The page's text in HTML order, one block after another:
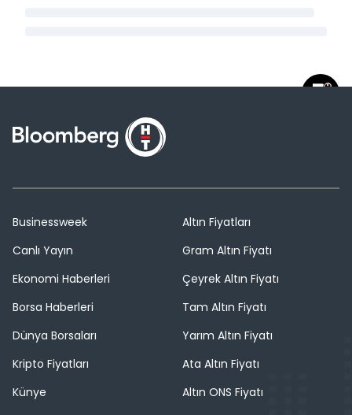
Businessweek
Canlı Yayın
Ekonomi Haberleri
Borsa Haberleri
Dünya Borsaları
Kripto Fiyatları
Künye
Altın Fiyatları
Gram Altın Fiyatı
Çeyrek Altın Fiyatı
Tam Altın Fiyatı
Yarım Altın Fiyatı
Ata Altın Fiyatı
Altın ONS Fiyatı